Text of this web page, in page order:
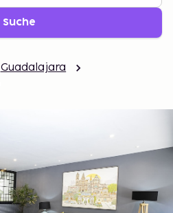
Suche
Guadalajara